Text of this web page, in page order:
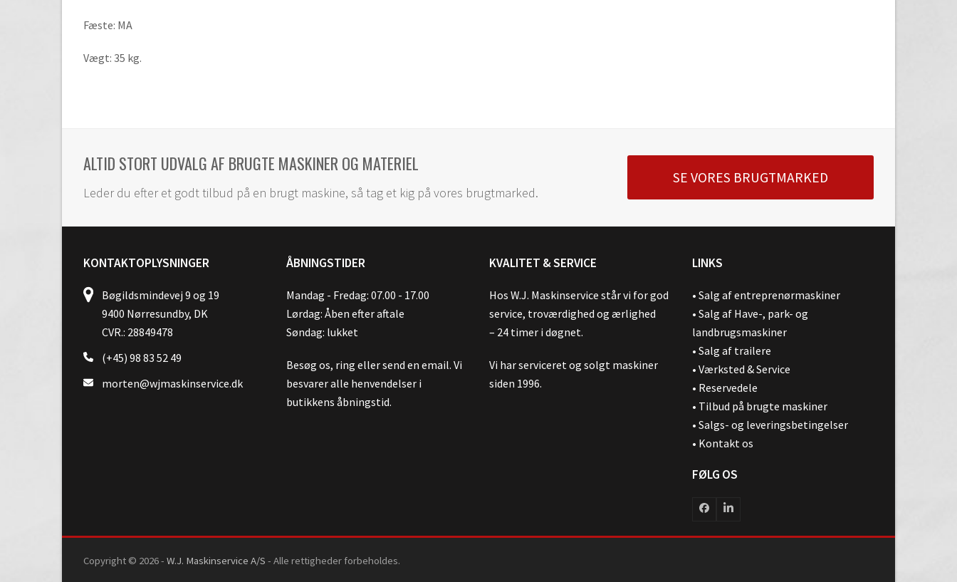
Fæste: MA
Vægt: 35 kg.
ALTID STORT UDVALG AF BRUGTE MASKINER OG MATERIEL
Leder du efter et godt tilbud på en brugt maskine, så tag et kig på vores brugtmarked.
SE VORES BRUGTMARKED
KONTAKTOPLYSNINGER
Bøgildsmindevej 9 og 19
9400 Nørresundby, DK
CVR.: 28849478
(+45) 98 83 52 49
morten@wjmaskinservice.dk
ÅBNINGSTIDER
Mandag - Fredag: 07.00 - 17.00
Lørdag: Åben efter aftale
Søndag: lukket
Besøg os, ring eller send en email. Vi
besvarer alle henvendelser i
butikkens åbningstid.
KVALITET & SERVICE
Hos W.J. Maskinservice står vi for god
service, troværdighed og ærlighed
– 24 timer i døgnet.
Vi har serviceret og solgt maskiner
siden 1996.
LINKS
• Salg af entreprenørmaskiner
• Salg af Have-, park- og
landbrugsmaskiner
• Salg af trailere
• Værksted & Service
• Reservedele
• Tilbud på brugte maskiner
• Salgs- og leveringsbetingelser
• Kontakt os
FØLG OS
FacebookLinkedIn
Copyright © 2026 - W.J. Maskinservice A/S - Alle rettigheder forbeholdes.